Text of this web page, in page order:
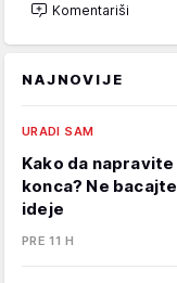
Komentariši
NAJNOVIJE
URADI SAM
Kako da
konca? Ne
ideje
PRE 11 H